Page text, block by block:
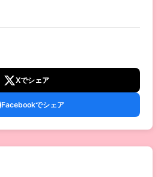
Xでシェア
Facebookでシェア